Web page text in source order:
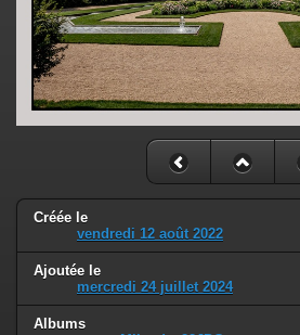
Créée le
vendredi 12 août 2022
Ajoutée le
mercredi 24 juillet 2024
Albums